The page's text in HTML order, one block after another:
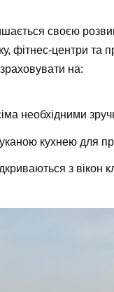
своєю
фітнес-центри
на:
необхідними
кухнею для
з вікон